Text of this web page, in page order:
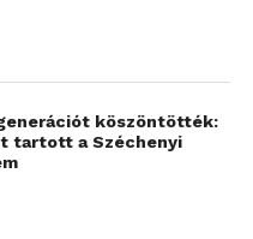
köszöntötték:
tartott a Széchenyi